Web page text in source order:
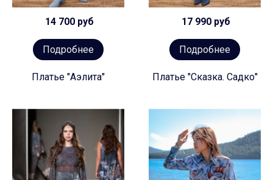
14 700 руб
Подробнее
Платье "Аэлита"
17 990 руб
Подробнее
Платье "Сказка. Садко"